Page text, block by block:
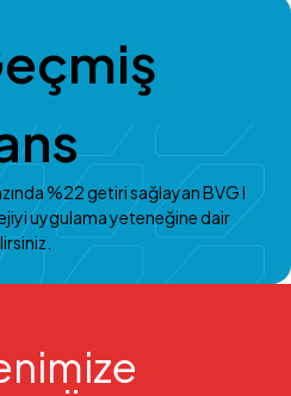
%22 getiri sağlayan BVG I
uygulama yeteneğine dair